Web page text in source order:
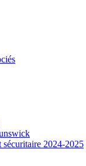
sécuritaire 2024-2025